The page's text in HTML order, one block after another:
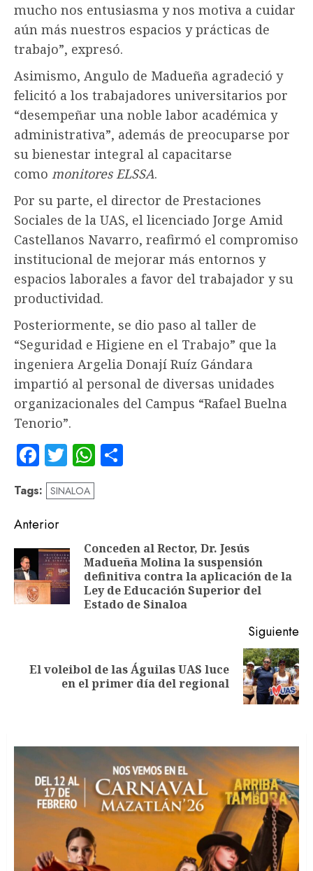
mucho nos entusiasma y nos motiva a cuidar
aún más nuestros espacios y prácticas de
trabajo”, expresó.
Asimismo, Angulo de Madueña agradeció y
felicitó a los trabajadores universitarios por
“desempeñar una noble labor académica y
administrativa”, además de preocuparse por
su bienestar integral al capacitarse
como monitores ELSSA.
Por su parte, el director de Prestaciones
Sociales de la UAS, el licenciado Jorge Amid
Castellanos Navarro, reafirmó el compromiso
institucional de mejorar más entornos y
espacios laborales a favor del trabajador y su
productividad.
Posteriormente, se dio paso al taller de
“Seguridad e Higiene en el Trabajo” que la
ingeniera Argelia Donají Ruíz Gándara
impartió al personal de diversas unidades
organizacionales del Campus “Rafael Buelna
Tenorio”.
Facebook
TwitterWhatsApp
Tags: SINALOA
Navegación
de
entradas
Anterior
Conceden al Rector, Dr. Jesús
Madueña Molina la suspensión
definitiva contra la aplicación de la
Ley de Educación Superior del
Estado de Sinaloa
Siguiente
Siguiente
entrada:
El voleibol de las Águilas UAS luce
en el primer día del regional